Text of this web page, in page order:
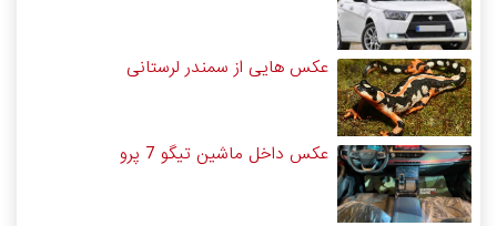
عکس هایی از سمندر لرستانی
عکس داخل ماشین تیگو 7 پرو